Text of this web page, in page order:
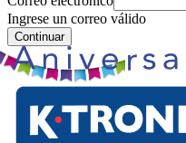
Ingrese un correo válido
Continuar